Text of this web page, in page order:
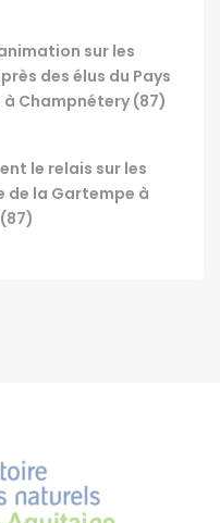
sur les
des élus du Pays
Champnétery (87)
le relais sur les
de la Gartempe à